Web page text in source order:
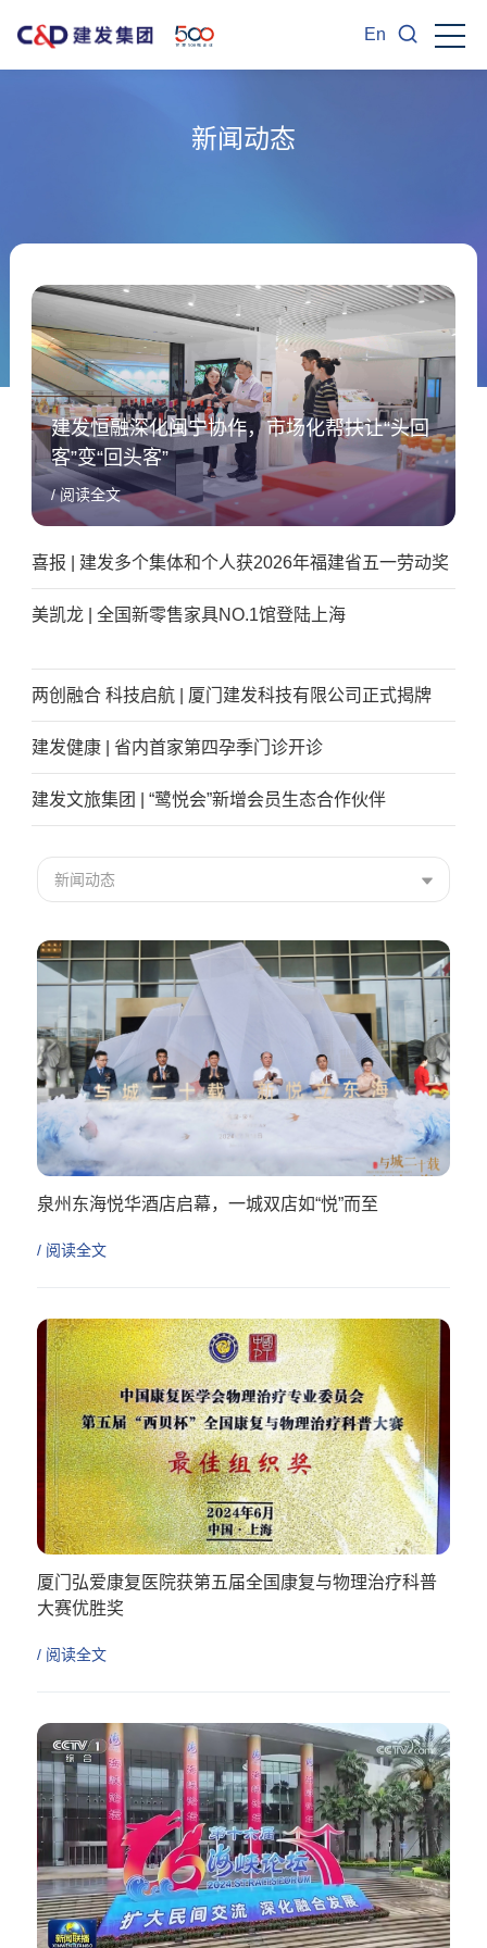
En
新闻动态
建发恒融深化闽宁协作，市场化帮扶让“头回
客”变“回头客”
/ 阅读全文
喜报 | 建发多个集体和个人获2026年福建省五一劳动奖
美凯龙 | 全国新零售家具NO.1馆登陆上海
两创融合 科技启航 | 厦门建发科技有限公司正式揭牌
建发健康 | 省内首家第四孕季门诊开诊
建发文旅集团 | “鹭悦会”新增会员生态合作伙伴
新闻动态
泉州东海悦华酒店启幕，一城双店如“悦”而至
/ 阅读全文
厦门弘爱康复医院获第五届全国康复与物理治疗科普
大赛优胜奖
/ 阅读全文